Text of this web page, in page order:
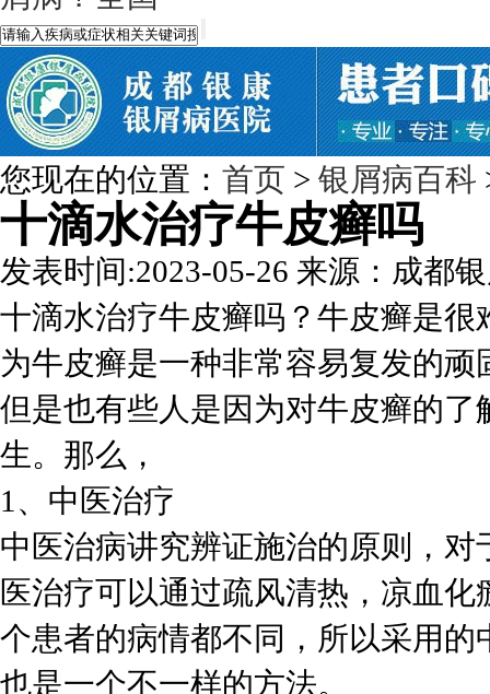
您现在的位置： 首页 > 银屑病百科
十滴水治疗牛皮癣吗
发表时间:2023-05-26 来源：成都
十滴水治疗牛皮癣吗？牛皮癣是
为牛皮癣是一种非常容易复发的
但是也有些人是因为对牛皮癣的
生。那么，
1、中医治疗
中医治病讲究辨证施治的原则，
医治疗可以通过疏风清热，凉血
个患者的病情都不同，所以采用
也是一个不一样的方法。